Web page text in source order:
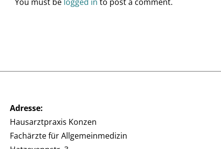
Adresse:
Hausarztpraxis Konzen
Fachärzte für Allgemeinmedizin